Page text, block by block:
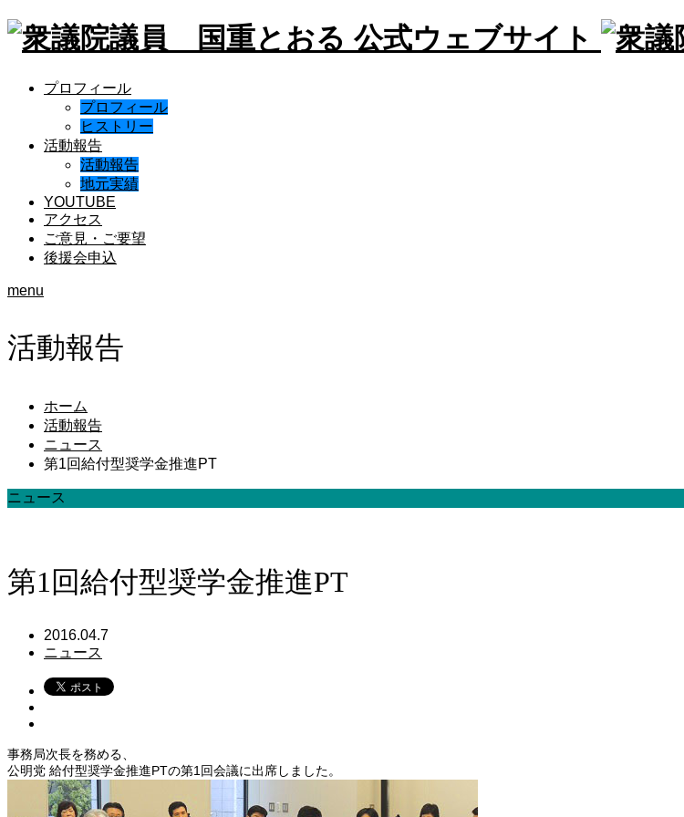
プロフィール
プロフィール
ヒストリー
活動報告
活動報告
地元実績
YOUTUBE
アクセス
ご意見・ご要望
後援会申込
menu
活動報告
ホーム
活動報告
ニュース
第1回給付型奨学金推進PT
ニュース
第1回給付型奨学金推進PT
2016.04.7
ニュース
事務局次長を務める、
公明党 給付型奨学金推進PTの第1回会議に出席しました。